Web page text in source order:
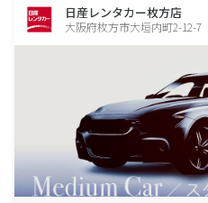
日産レンタカー枚方店
大阪府枚方市大垣内町2-12-7